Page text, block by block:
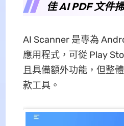
佳 AI PDF 文件
AI Scanner 是專為
應用程式，可從 Play
且具備額外功能，但整
款工具。